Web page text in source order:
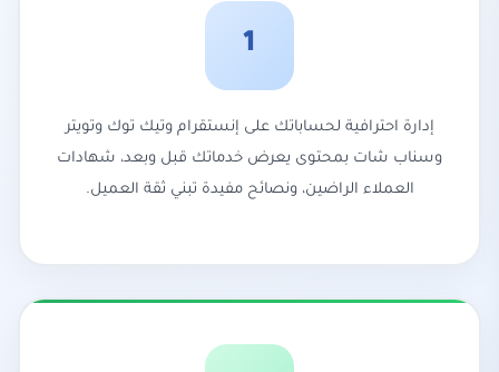
1
إدارة احترافية لحساباتك على إنستقرام وتيك توك وتويتر
وسناب شات بمحتوى يعرض خدماتك قبل وبعد، شهادات
العملاء الراضين، ونصائح مفيدة تبني ثقة العميل.